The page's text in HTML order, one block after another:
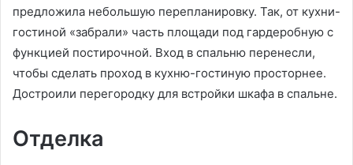
предложила небольшую перепланировку. Так, от кухни-
гостиной «забрали» часть площади под гардеробную с
функцией постирочной. Вход в спальню перенесли,
чтобы сделать проход в кухню-гостиную просторнее.
Достроили перегородку для встройки шкафа в спальне.
Отделка